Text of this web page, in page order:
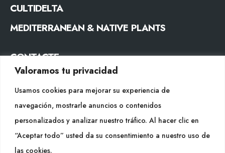
Valoramos tu privacidad
Usamos cookies para mejorar su experiencia de
navegación, mostrarle anuncios o contenidos
personalizados y analizar nuestro tráfico. Al hacer clic en
“Aceptar todo” usted da su consentimiento a nuestro uso de
las cookies.
CULTIDELTA
MEDITERRANEAN & NATIVE PLANTS
CONTACTE
Tel. +34 977053013
info@cultidelta.com
SEGUEIX-NOS